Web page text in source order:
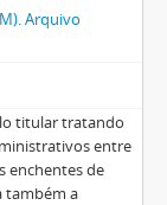
Arquivo
titular tratando
entre
enchentes de
também a